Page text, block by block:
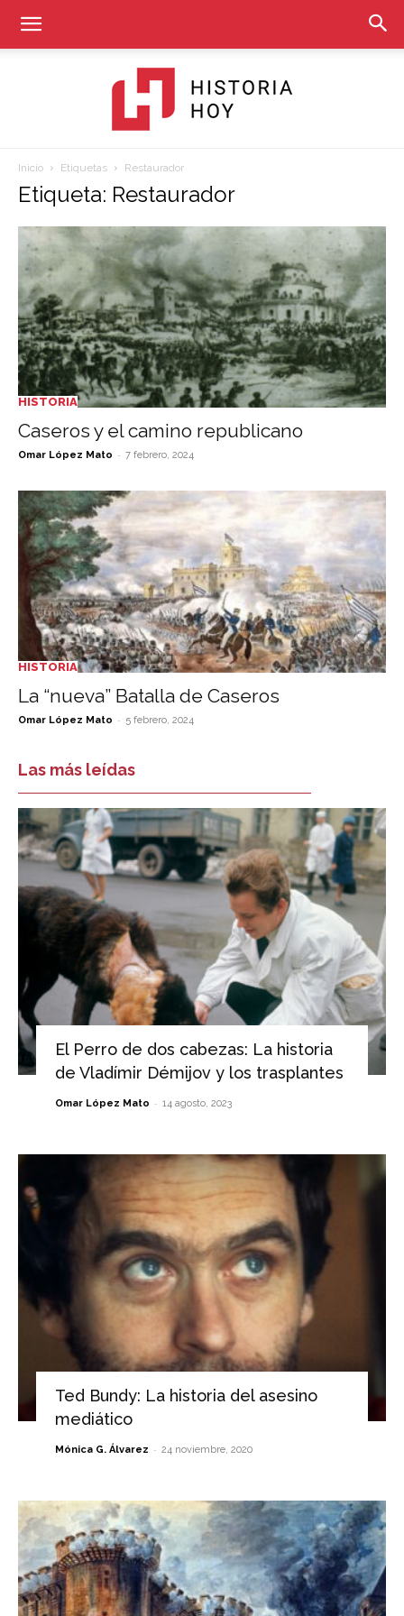
Hoy
Inicio Etiquetas Restaurador
Etiqueta: Restaurador
HISTORIA
Caseros y el camino republicano
Omar López Mato - 7 febrero, 2024
HISTORIA
La “nueva” Batalla de Caseros
Omar López Mato - 5 febrero, 2024
Las más leídas
El Perro de dos cabezas: La historia
de Vladímir Démijov y los trasplantes
Omar López Mato - 14 agosto, 2023
Ted Bundy: La historia del asesino
mediático
Mónica G. Álvarez - 24 noviembre, 2020